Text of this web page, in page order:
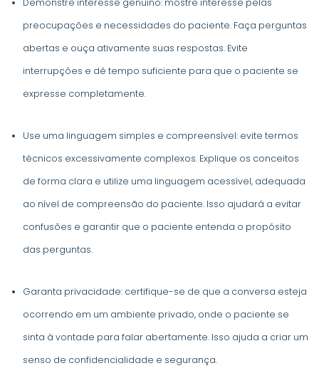
preocupações e necessidades do paciente. Faça perguntas
abertas e ouça ativamente suas respostas. Evite
interrupções e dê tempo suficiente para que o paciente se
expresse completamente.
Use uma linguagem simples e compreensível: evite termos
técnicos excessivamente complexos. Explique os conceitos
de forma clara e utilize uma linguagem acessível, adequada
ao nível de compreensão do paciente. Isso ajudará a evitar
confusões e garantir que o paciente entenda o propósito
das perguntas.
Garanta privacidade: certifique-se de que a conversa esteja
ocorrendo em um ambiente privado, onde o paciente se
sinta à vontade para falar abertamente. Isso ajuda a criar um
senso de confidencialidade e segurança.